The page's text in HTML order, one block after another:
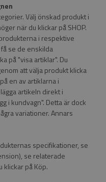
Välj önskad produkt i
när du klickar på SHOP.
i respektive
se de enskilda
på "visa artiklar". Du
att välja produkt klicka
en av artiklarna i
artikeln direkt i
i kundvagn". Detta är dock
variationer. Annars
specifikationer, se
se relaterade
klickar på Köp.